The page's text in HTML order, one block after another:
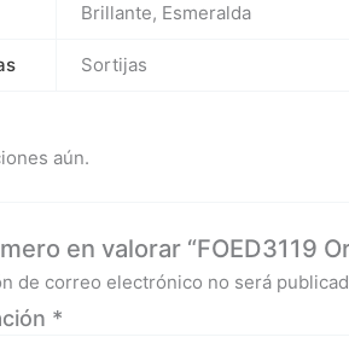
Brillante, Esmeralda
Sortijas
aún.
en valorar “FOED3119
de correo electrónico no será
*